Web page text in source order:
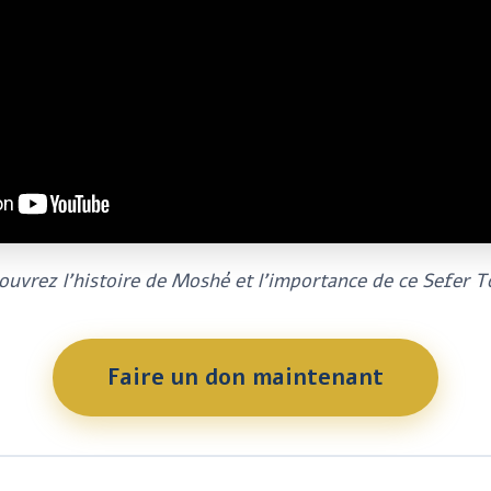
l'histoire de Moshé et l'importance de ce Sefer
Faire un don maintenant